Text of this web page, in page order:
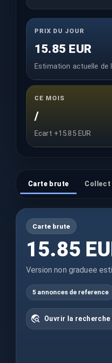
PRIX DU JOUR
15.85 EUR
Estimation actuelle de
CE MOIS
/
Ecart +15.85 EUR
Carte brute Collect
Carte brute
15.85
Version non graduee
5 annonces de reference
Ouvrir la recherche